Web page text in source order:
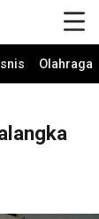
Olahraga